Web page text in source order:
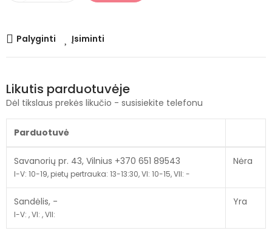
Palyginti Įsiminti
Likutis parduotuvėje
Dėl tikslaus prekės likučio - susisiekite telefonu
Parduotuvė
Savanorių pr. 43, Vilnius +370 651 89543
I-V: 10-19, pietų pertrauka: 13-13:30, VI: 10-15, VII: -
Nėra
Sandėlis, -
I-V: , VI: , VII:
Yra